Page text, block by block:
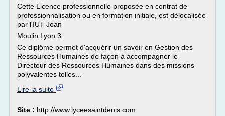
Cette Licence professionnelle proposée en contrat de
professionnalisation ou en formation initiale, est délocalisée
par l'IUT Jean
Moulin Lyon 3.
Ce diplôme permet d'acquérir un savoir en Gestion des
Ressources Humaines de façon à accompagner le
Directeur des Ressources Humaines dans des missions
polyvalentes telles...
Lire la suite
Site : http://www.lyceesaintdenis.com